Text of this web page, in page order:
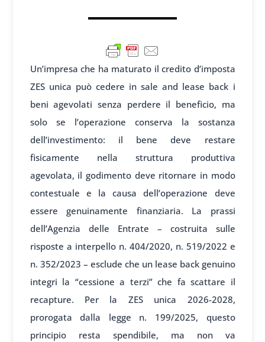
Un’impresa che ha maturato il credito d’imposta
ZES unica può cedere in sale and lease back i
beni agevolati senza perdere il beneficio, ma
solo se l’operazione conserva la sostanza
dell’investimento: il bene deve restare
fisicamente nella struttura produttiva
agevolata, il godimento deve ritornare in modo
contestuale e la causa dell’operazione deve
essere genuinamente finanziaria. La prassi
dell’Agenzia delle Entrate – costruita sulle
risposte a interpello n. 404/2020, n. 519/2022 e
n. 352/2023 – esclude che un lease back genuino
integri la “cessione a terzi” che fa scattare il
recapture. Per la ZES unica 2026-2028,
prorogata dalla legge n. 199/2025, questo
principio resta spendibile, ma non va